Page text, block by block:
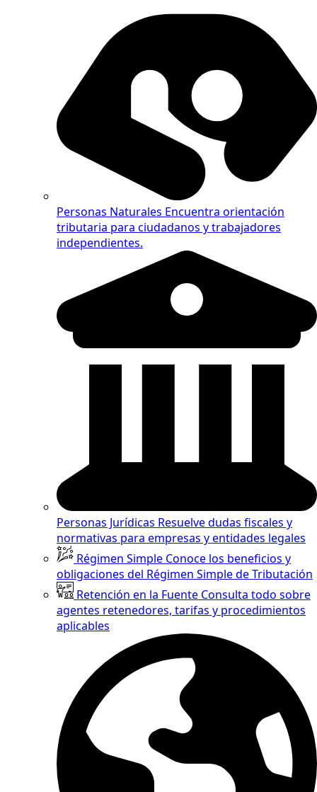
Personas Naturales Encuentra orientación
tributaria para ciudadanos y trabajadores
independientes.
Personas Jurídicas Resuelve dudas fiscales y
normativas para empresas y entidades legales
Régimen Simple Conoce los beneficios y
obligaciones del Régimen Simple de Tributación
Retención en la Fuente Consulta todo sobre
agentes retenedores, tarifas y procedimientos
aplicables